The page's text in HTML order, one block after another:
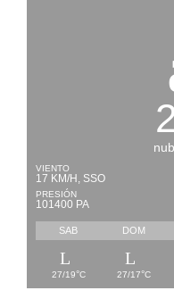
VIENTO
17 KM/H, SSO
PRESIÓN
101400 PA
SAB DOM
27/19°C 27/17°C